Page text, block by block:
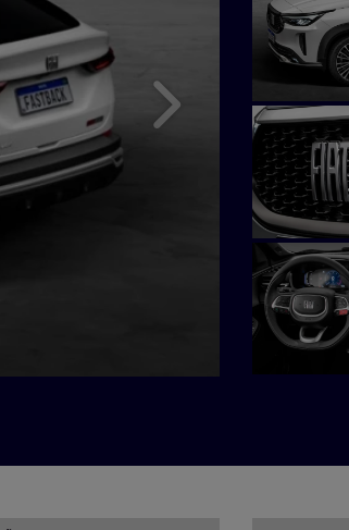
Próximo